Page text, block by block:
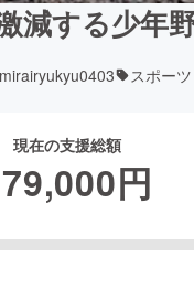
減する少年
スポーツ
現在の支援総額
円